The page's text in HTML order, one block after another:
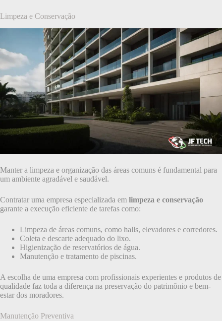
Limpeza e Conservação
Manter a limpeza e organização das áreas comuns é fundamental para
um ambiente agradável e saudável.
Contratar uma empresa especializada em limpeza e conservação
garante a execução eficiente de tarefas como:
Limpeza de áreas comuns, como halls, elevadores e corredores.
Coleta e descarte adequado do lixo.
Higienização de reservatórios de água.
Manutenção e tratamento de piscinas.
A escolha de uma empresa com profissionais experientes e produtos de
qualidade faz toda a diferença na preservação do patrimônio e bem-
estar dos moradores.
Manutenção Preventiva